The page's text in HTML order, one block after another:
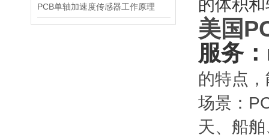
PCB单轴加速度传感器工作原理
的体积
美国
服务：
的特点
场景：
天、船